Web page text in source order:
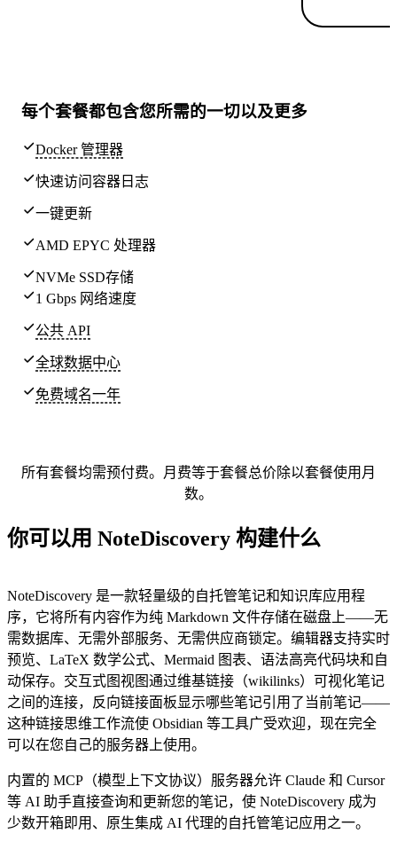
每个套餐都包含您所需的一切以及更多
Docker 管理器
快速访问容器日志
一键更新
AMD EPYC 处理器
NVMe SSD存储
1 Gbps 网络速度
公共 API
全球数据中心
免费域名一年
所有套餐均需预付费。月费等于套餐总价除以套餐使用月
数。
你可以用 NoteDiscovery 构建什么
NoteDiscovery 是一款轻量级的自托管笔记和知识库应用程
序，它将所有内容作为纯 Markdown 文件存储在磁盘上——无
需数据库、无需外部服务、无需供应商锁定。编辑器支持实时
预览、LaTeX 数学公式、Mermaid 图表、语法高亮代码块和自
动保存。交互式图视图通过维基链接（wikilinks）可视化笔记
之间的连接，反向链接面板显示哪些笔记引用了当前笔记——
这种链接思维工作流使 Obsidian 等工具广受欢迎，现在完全
可以在您自己的服务器上使用。
内置的 MCP（模型上下文协议）服务器允许 Claude 和 Cursor
等 AI 助手直接查询和更新您的笔记，使 NoteDiscovery 成为
少数开箱即用、原生集成 AI 代理的自托管笔记应用之一。